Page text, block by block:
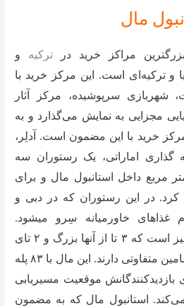
مال
مراکز خرید در ترکیه و
و ترکیه‌ای است. این مرکز خرید با
شهربازی سرپوشیده، مرکز آثار
مجزایی به نمایش می‌گذارد و به
خرید با این مضمون است. آدلِر،
گذاری اماراتی، یک رستوران سه
با مساحت ۱۰۰۰ متر مربع داخل استانبول مال و برای
کرد. در این رستوران که در دبی و
غذاهای خاورمیانه سِرو میشود.
استانبول مال دارای ۵ دهلیز است که ۳ تا از آنها بزرگ و ۲ تای
دیگر کوچک و هر کدام مضامین متفاوتی دارند. این مال با ۸۳ پله
برای بازدیدکنندگانش موقعیت مسیریابی
استانبول مال که به مضمون